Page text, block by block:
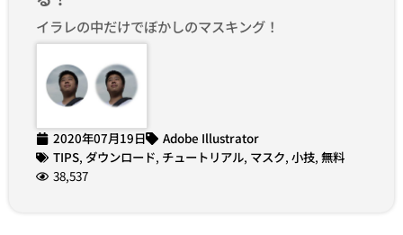
イラレの中だけでぼかしのマスキング！
2020年07月19日
Adobe Illustrator
TIPS, ダウンロード, チュートリアル, マスク, 小技, 無料
38,537